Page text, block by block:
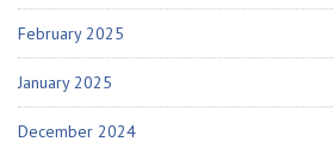
February 2025
January 2025
December 2024